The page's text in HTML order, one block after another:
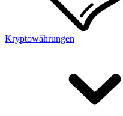
Kryptowährungen